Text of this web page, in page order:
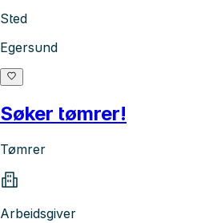
Sted
Egersund
Søker tømrer!
Tømrer
Arbeidsgiver